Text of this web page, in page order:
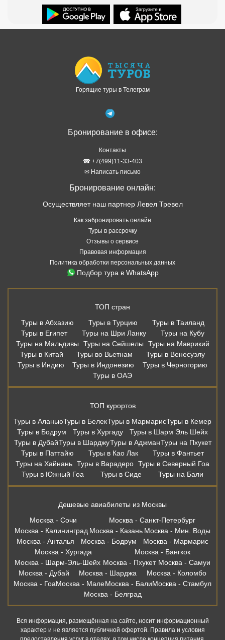
Горящие туры в Телеграм
Бронирование в офисе:
Контакты
☎ +7(499)11-33-403
✉ Написать письмо
Бронирование онлайн:
Осуществляет наш партнер Левел Тревел
Как забронировать онлайн
Туры в рассрочку
Отзывы о сервисе
Правовая информация
Политика обработки персональных данных
Подбор тура в WhatsApp
ТОП стран
Туры в Абхазию
Туры в Турцию
Туры в Таиланд
Туры в Египет
Туры на Шри Ланку
Туры на Кубу
Туры на Мальдивы
Туры на Сейшелы
Туры на Маврикий
Туры в Китай
Туры во Вьетнам
Туры в Венесуэлу
Туры в Индию
Туры в Индонезию
Туры в Черногорию
Туры в ОАЭ
ТОП курортов
Туры в АланьюТуры в БелекТуры в МармарисТуры в Кемер
Туры в Бодрум
Туры в Хургаду
Туры в Шарм Эль Шейх
Туры в ДубайТуры в ШарджуТуры в АджманТуры на Пхукет
Туры в Паттайю
Туры в Као Лак
Туры в Фантьет
Туры на Хайнань Туры в Варадеро Туры в Северный Гоа
Туры в Южный Гоа
Туры в Сиде Туры на Бали
Дешевые авиабилеты из Москвы
Москва - Сочи
Москва - Санкт-Петербург
Москва - Калининград Москва - Казань Москва - Мин. Воды
Москва - Анталья
Москва - Бодрум
Москва - Мармарис
Москва - Хургада
Москва - Бангкок
Москва - Шарм-Эль-Шейх Москва - Пхукет Москва - Самуи
Москва - Дубай
Москва - Шарджа
Москва - Коломбо
Москва - ГоаМосква - МалеМосква - БалиМосква - Стамбул
Москва - Белград
Вся информация, размещённая на сайте, носит информационный
характер и не является публичной офертой. Правила и условия